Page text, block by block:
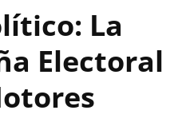
La
Electoral